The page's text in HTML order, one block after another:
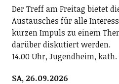
Der Treff am Freitag bietet
Austausches für alle
kurzen Impuls zu einem
darüber diskutiert werden.
14.00 Uhr, Jugendheim,
SA, 26.09.2026